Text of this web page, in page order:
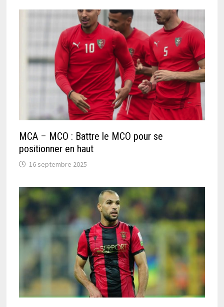
MCA – MCO : Battre le MCO pour se
positionner en haut
16 septembre 2025